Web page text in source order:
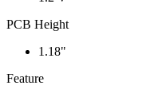
PCB Height
1.18"
Feature